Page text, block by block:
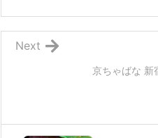
京ちゃばな 新
Next